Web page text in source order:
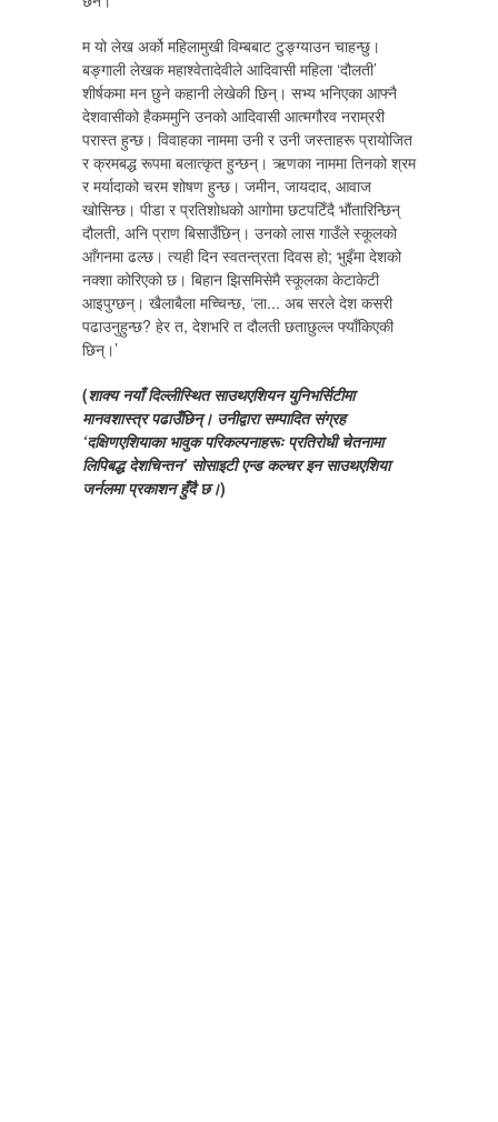
म यो लेख अर्को महिलामुखी विम्बबाट टुङ्ग्याउन चाहन्छु।
बङ्गाली लेखक महाश्वेतादेवीले आदिवासी महिला ‘दौलती’
शीर्षकमा मन छुने कहानी लेखेकी छिन्। सभ्य भनिएका आफ्नै
देशवासीको हैकममुनि उनको आदिवासी आत्मगौरव नराम्ररी
परास्त हुन्छ। विवाहका नाममा उनी र उनी जस्ताहरू प्रायोजित
र क्रमबद्ध रूपमा बलात्कृत हुन्छन्। ऋणका नाममा तिनको श्रम
र मर्यादाको चरम शोषण हुन्छ। जमीन, जायदाद, आवाज
खोसिन्छ। पीडा र प्रतिशोधको आगोमा छटपटिँदै भौंतारिन्छिन्
दौलती, अनि प्राण बिसाउँछिन्। उनको लास गाउँले स्कूलको
आँगनमा ढल्छ। त्यही दिन स्वतन्त्रता दिवस हो; भुइँमा देशको
नक्शा कोरिएको छ। बिहान झिसमिसेमै स्कूलका केटाकेटी
आइपुग्छन्। खैलाबैला मच्चिन्छ, ‘ला... अब सरले देश कसरी
पढाउनुहुन्छ? हेर त, देशभरि त दौलती छताछुल्ल फ्याँकिएकी
छिन्।’
(शाक्य नयाँ दिल्लीस्थित साउथएशियन युनिभर्सिटीमा
मानवशास्त्र पढाउँछिन्। उनीद्वारा सम्पादित संग्रह
‘दक्षिणएशियाका भावुक परिकल्पनाहरूः प्रतिरोधी चेतनामा
लिपिबद्ध देशचिन्तन’ सोसाइटी एन्ड कल्चर इन साउथएशिया
जर्नलमा प्रकाशन हुँदै छ।)